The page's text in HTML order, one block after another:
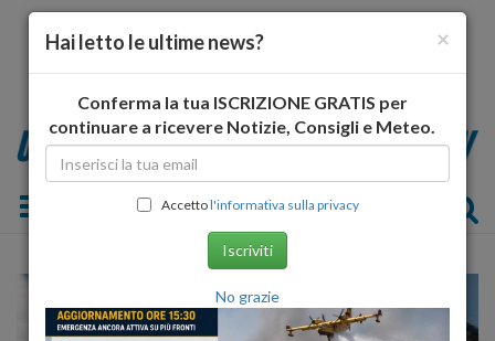
Toggle navigation
×
Hai letto le ultime news?
Conferma la tua ISCRIZIONE GRATIS per
continuare a ricevere Notizie, Consigli e Meteo.
Accettol'informativa sulla privacy
Iscriviti
No grazie